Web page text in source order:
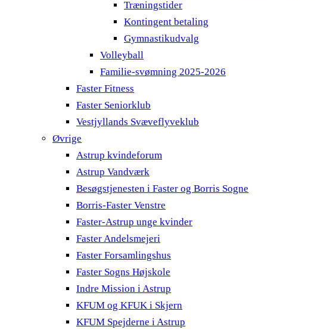
Træningstider
Kontingent betaling
Gymnastikudvalg
Volleyball
Familie-svømning 2025-2026
Faster Fitness
Faster Seniorklub
Vestjyllands Svæveflyveklub
Øvrige
Astrup kvindeforum
Astrup Vandværk
Besøgstjenesten i Faster og Borris Sogne
Borris-Faster Venstre
Faster-Astrup unge kvinder
Faster Andelsmejeri
Faster Forsamlingshus
Faster Sogns Højskole
Indre Mission i Astrup
KFUM og KFUK i Skjern
KFUM Spejderne i Astrup